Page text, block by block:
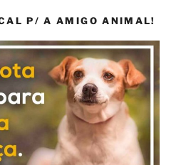
P/ A AMIGO ANIMAL!